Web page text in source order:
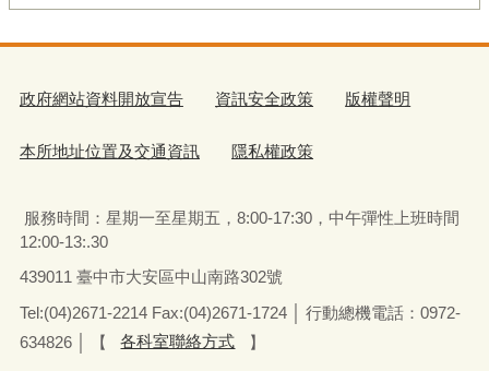
政府網站資料開放宣告 資訊安全政策 版權聲明
本所地址位置及交通資訊 隱私權政策
服務時間：星期一至星期五 ， 8:00-17:30，中午彈性上班時間
12:00-13:.30
439011 臺中市大安區中山南路302號
Tel:(04)2671-2214 Fax:(04)2671-1724 │ 行動總機電話：0972-
634826
【 各科室聯絡方式 】